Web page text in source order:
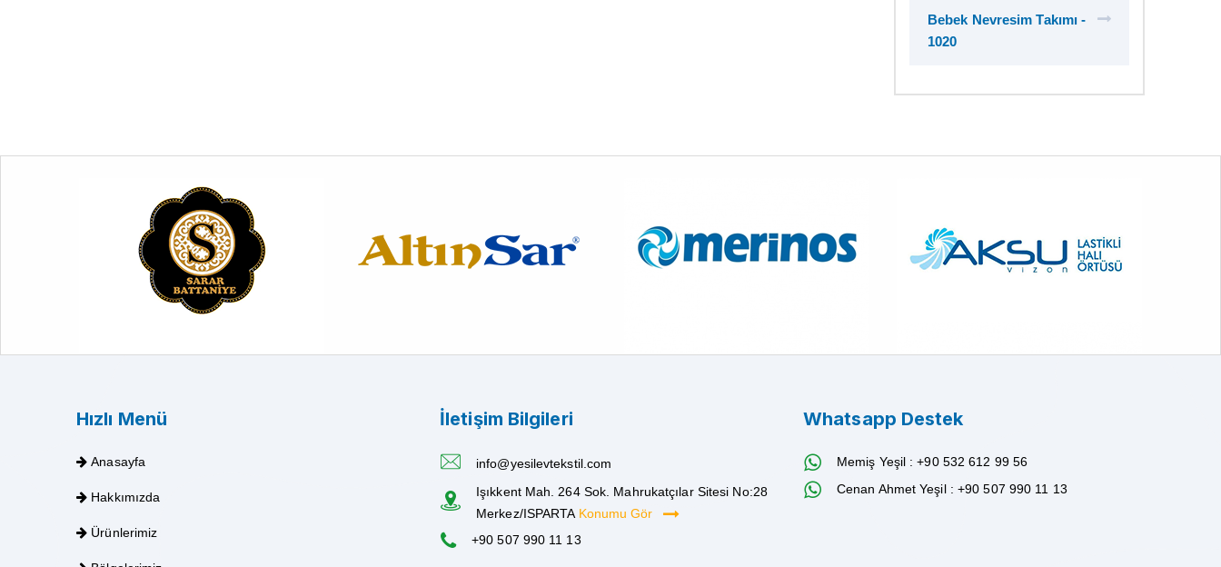
Bebek Nevresim Takımı -
1020
Hızlı Menü
Anasayfa
Hakkımızda
Ürünlerimiz
İletişim Bilgileri
info@yesilevtekstil.com
Işıkkent Mah. 264 Sok. Mahrukatçılar Sitesi No:28
Merkez/ISPARTA Konumu Gör
+90 507 990 11 13
Whatsapp Destek
Memiş Yeşil : +90 532 612 99 56
Cenan Ahmet Yeşil : +90 507 990 11 13